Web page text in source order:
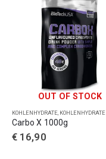
OUT OF STOCK
KOHLENHYDRATE, KOHLENHYDRATE
Carbo X 1000g
€ 16,90